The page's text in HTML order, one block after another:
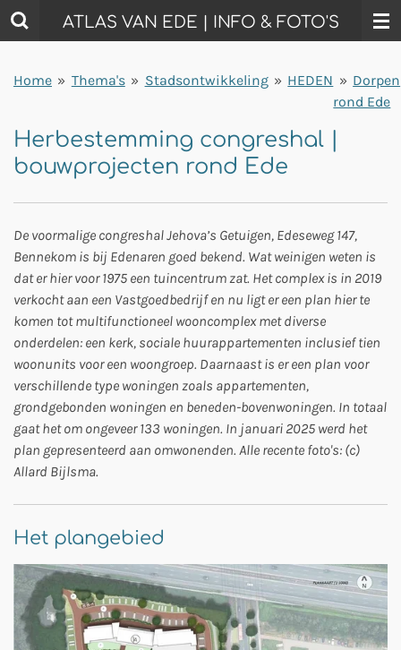
Ga
direct
de
ATLAS VAN EDE | INFO & FOTO'S
Home » Thema's » Stadsontwikkeling » HEDEN » Dorpen
rond Ede
Herbestemming congreshal |
bouwprojecten rond Ede
De voormalige congreshal Jehova’s Getuigen, Edeseweg 147,
Bennekom is bij Edenaren goed bekend. Wat weinigen weten is
dat er hier voor 1975 een tuincentrum zat. Het complex is in 2019
verkocht aan een Vastgoedbedrijf en nu ligt er een plan hier te
komen tot multifunctioneel wooncomplex met diverse
onderdelen: een kerk, sociale huurappartementen inclusief tien
woonunits voor een woongroep. Daarnaast is er een plan voor
verschillende type woningen zoals appartementen,
grondgebonden woningen en beneden-bovenwoningen. In totaal
gaat het om ongeveer 133 woningen. In januari 2025 werd het
plan gepresenteerd aan omwonenden. Alle recente foto's: (c)
Allard Bijlsma.
Het plangebied